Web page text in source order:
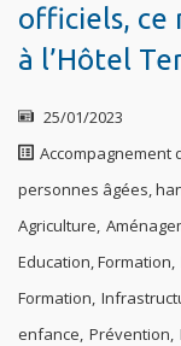
officiels, ce
à l’Hôtel
25/01/2023
Accompagnement
personnes âgées,
Agriculture,
Education, Formation,
Formation,
enfance, Prévention,